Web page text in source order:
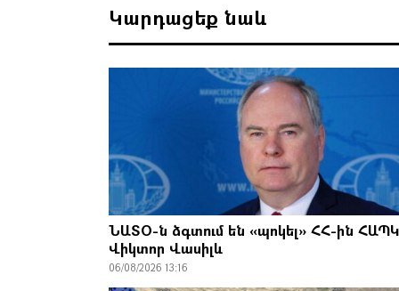
Կարդացեք նաև
ՆԱՏՕ-ն ձգտում են «պոկել» ՀՀ-ին
Վիկտոր Վասիլև
06/08/2026 13:16